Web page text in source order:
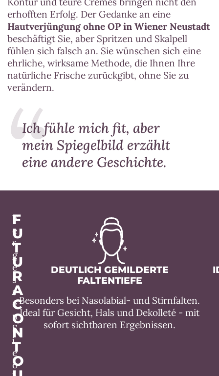
Ich fühle mich fit, aber
mein Spiegelbild erzählt
eine andere Geschichte.
erhofften Erfolg. Der Gedanke an eine
Hautverjüngung ohne OP in Wiener Neustadt
beschäftigt Sie, aber Spritzen und Skalpell
fühlen sich falsch an. Sie wünschen sich eine
ehrliche, wirksame Methode, die Ihnen Ihre
natürliche Frische zurückgibt, ohne Sie zu
verändern.
F
U
T
U
R
A
C
O
N
T
O
V
e
r
g
e
s
s
e
n
S
i
e
o
DEUTLICH GEMILDERTE
FALTENTIEFE
Besonders bei Nasolabial- und Stirnfalten.
Ideal für Gesicht, Hals und Dekolleté - mit
sofort sichtbaren Ergebnissen.